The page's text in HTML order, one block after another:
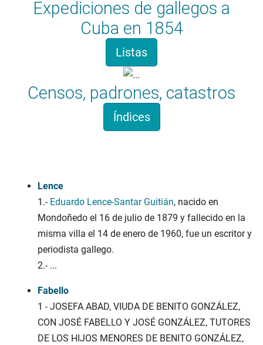
Expediciones de gallegos a
Cuba en 1854
Listas
Censos, padrones, catastros
Índices
Lence
1.- Eduardo Lence-Santar Guitián, nacido en
Mondoñedo el 16 de julio de 1879 y fallecido en la
misma villa el 14 de enero de 1960, fue un escritor y
periodista gallego.
2.- ...
Fabello
1 - JOSEFA ABAD, VIUDA DE BENITO GONZÁLEZ,
CON JOSÉ FABELLO Y JOSÉ GONZÁLEZ, TUTORES
DE LOS HIJOS MENORES DE BENITO GONZÁLEZ,